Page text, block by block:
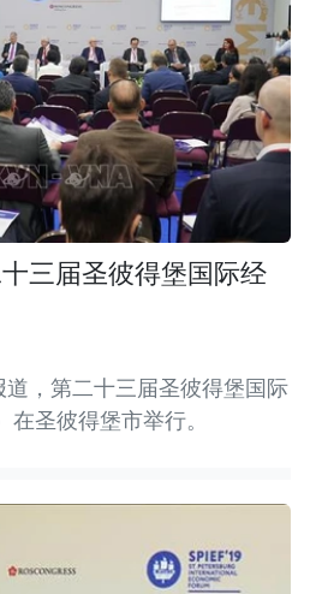
三届圣彼得堡国际经
，第二十三届圣彼得堡国际
在圣彼得堡市举行。